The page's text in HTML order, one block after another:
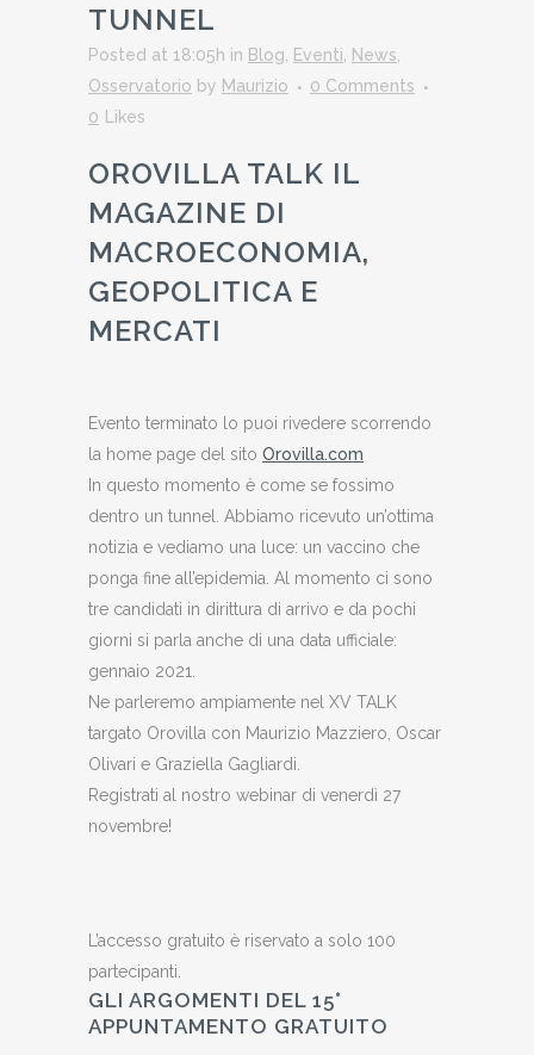
TUNNEL
Posted at 18:05h in Blog, Eventi, News,
Osservatorio by Maurizio
0 Comments
0 Likes
OROVILLA TALK IL
MAGAZINE DI
MACROECONOMIA,
GEOPOLITICA E
MERCATI
Evento terminato lo puoi rivedere scorrendo
la home page del sito Orovilla.com
In questo momento è come se fossimo
dentro un tunnel. Abbiamo ricevuto un’ottima
notizia e vediamo una luce: un vaccino che
ponga fine all’epidemia. Al momento ci sono
tre candidati in dirittura di arrivo e da pochi
giorni si parla anche di una data ufficiale:
gennaio 2021.
Ne parleremo ampiamente nel XV TALK
targato Orovilla con Maurizio Mazziero, Oscar
Olivari e Graziella Gagliardi.
Registrati al nostro webinar di venerdì 27
novembre!
L’accesso gratuito è riservato a solo 100
partecipanti.
GLI ARGOMENTI DEL 15°
APPUNTAMENTO GRATUITO